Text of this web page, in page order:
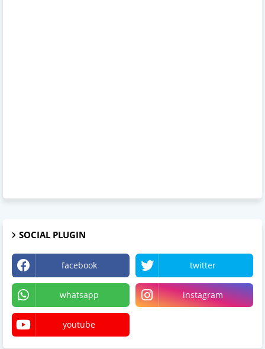
SOCIAL PLUGIN
facebook twitter
whatsapp instagram
youtube